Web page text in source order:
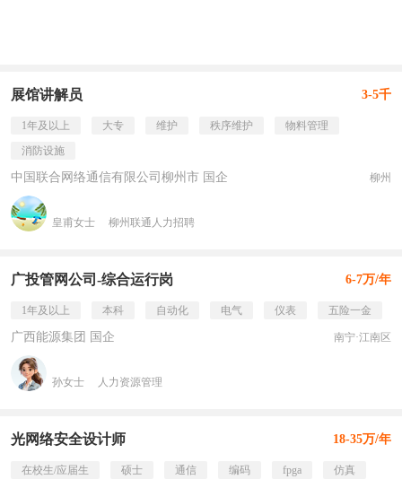
展馆讲解员 3-5千
1年及以上 大专 维护 秩序维护
物料管理
消防设施
中国联合网络通信有限公司柳州市 国企 柳州
皇甫女士 柳州联通人力招聘
广投管网公司-综合运行岗 6-7万/年
1年及以上 本科 自动化 电气 仪表 五险一金
广西能源集团 国企 南宁·江南区
孙女士 人力资源管理
光网络安全设计师 18-35万/年
在校生/应届生 硕士 通信 编码 fpga 仿真